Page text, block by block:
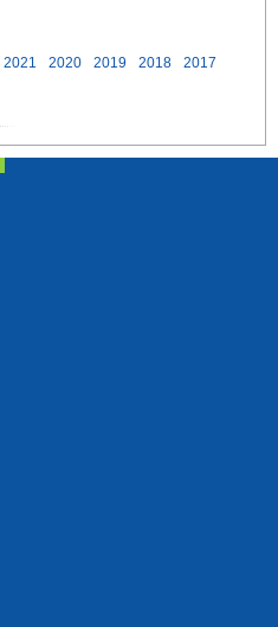
2021 2020 2019 2018
2017